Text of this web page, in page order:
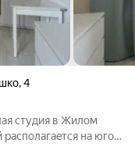
,4
студия в Жилом
на югo-